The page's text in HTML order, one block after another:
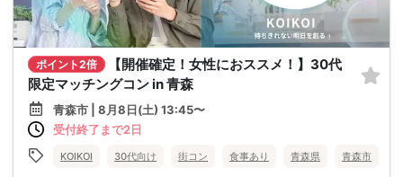
ポイント2倍
【開催確定！女性におススメ！】30代
限定マッチングコン in 青森
青森市 | 8月8日(土) 13:45〜
受付終了まで2日
KOIKOI 30代向け 街コン 食事あり 青森県 青森市